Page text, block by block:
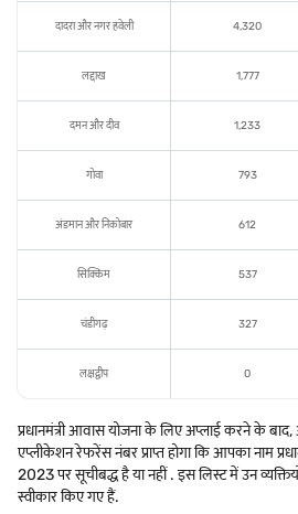
दादरा और नगर हवेली 4,320
लद्दाख 1,777
दमन और दीव 1,233
गोवा 793
अंडमान और निकोबार 612
सिक्किम 537
चंडीगढ़ 327
लक्षद्वीप 0
प्रधानमंत्री आवास योजना के लिए अप्लाई करने के
एप्लीकेशन रेफरेंस नंबर प्राप्त होगा कि आपका नाम
2023 पर सूचीबद्ध है या नहीं . इस लिस्ट में उन
स्वीकार किए गए हैं.